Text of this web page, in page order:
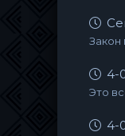
Закон
4-
Это
4-